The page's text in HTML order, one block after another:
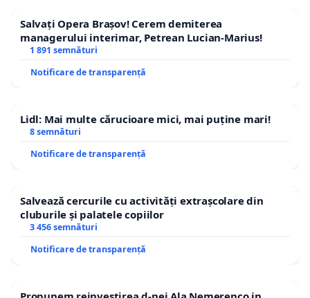
Salvați Opera Brașov! Cerem demiterea
managerului interimar, Petrean Lucian-Marius!
1 891 semnături
Notificare de transparență
Lidl: Mai multe cărucioare mici, mai puține mari!
8 semnături
Notificare de transparență
Salvează cercurile cu activități extrașcolare din
cluburile și palatele copiilor
3 456 semnături
Notificare de transparență